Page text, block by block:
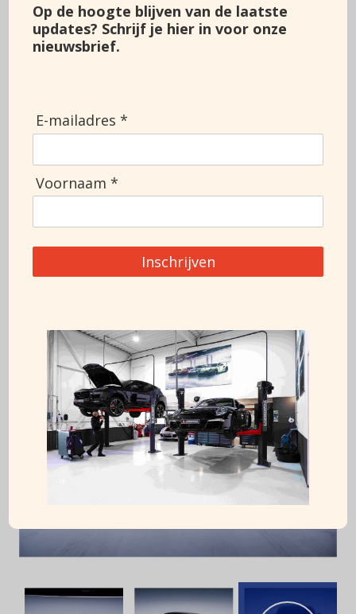
Transmissie Automaat
Versnellingen
Cilinders
Informatie aanvragen
Op de hoogte blijven van de laatste
updates? Schrijf je hier in voor onze
nieuwsbrief.
E-mailadres *
Voornaam *
Inschrijven